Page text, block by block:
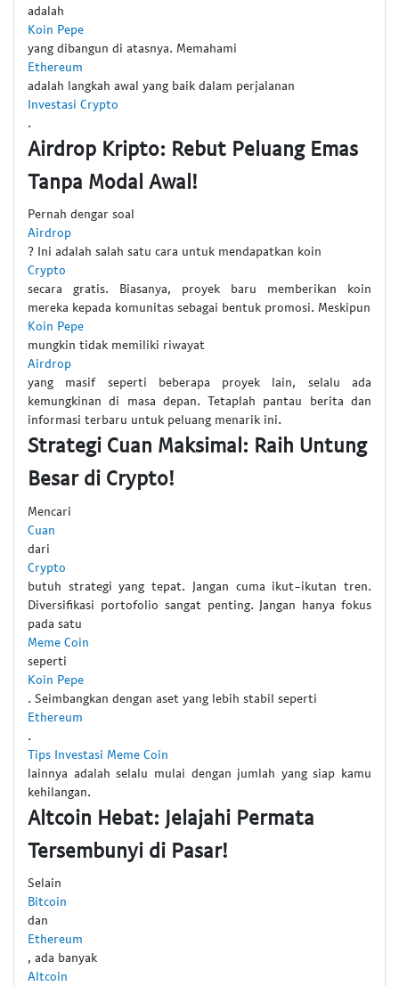
adalah
Koin Pepe
yang dibangun di atasnya. Memahami
Ethereum
adalah langkah awal yang baik dalam perjalanan
Investasi Crypto
.
Airdrop Kripto: Rebut Peluang Emas
Tanpa Modal Awal!
Pernah dengar soal
Airdrop
? Ini adalah salah satu cara untuk mendapatkan koin
Crypto
secara gratis. Biasanya, proyek baru memberikan koin
mereka kepada komunitas sebagai bentuk promosi. Meskipun
Koin Pepe
mungkin tidak memiliki riwayat
Airdrop
yang masif seperti beberapa proyek lain, selalu ada
kemungkinan di masa depan. Tetaplah pantau berita dan
informasi terbaru untuk peluang menarik ini.
Strategi Cuan Maksimal: Raih Untung
Besar di Crypto!
Mencari
Cuan
dari
Crypto
butuh strategi yang tepat. Jangan cuma ikut-ikutan tren.
Diversifikasi portofolio sangat penting. Jangan hanya fokus
pada satu
Meme Coin
seperti
Koin Pepe
. Seimbangkan dengan aset yang lebih stabil seperti
Ethereum
.
Tips Investasi Meme Coin
lainnya adalah selalu mulai dengan jumlah yang siap kamu
kehilangan.
Altcoin Hebat: Jelajahi Permata
Tersembunyi di Pasar!
Selain
Bitcoin
dan
Ethereum
, ada banyak
Altcoin